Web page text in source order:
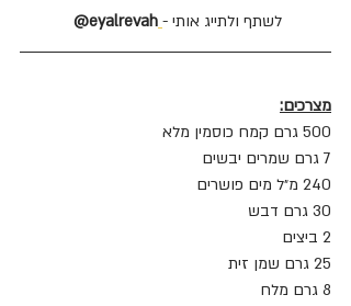
לשתף ולתייג אותי - eyalrevah@
מצרכים:
500 גרם קמח כוסמין מלא
7 גרם שמרים יבשים
240 מ״ל מים פושרים
30 גרם דבש
2 ביצים
25 גרם שמן זית
8 גרם מלח